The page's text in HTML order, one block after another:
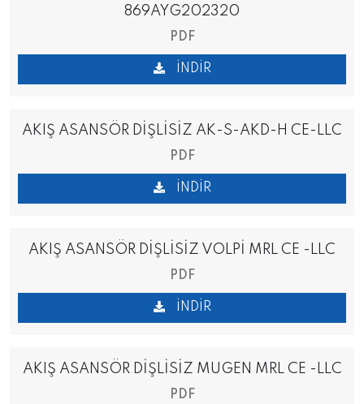
869AYG202320
PDF
İNDIR
AKIŞ ASANSÖR DİŞLİSİZ AK-S-AKD-H CE-LLC
PDF
İNDIR
AKIŞ ASANSÖR DİŞLİSİZ VOLPİ MRL CE -LLC
PDF
İNDIR
AKIŞ ASANSÖR DİŞLİSİZ MUGEN MRL CE -LLC
PDF